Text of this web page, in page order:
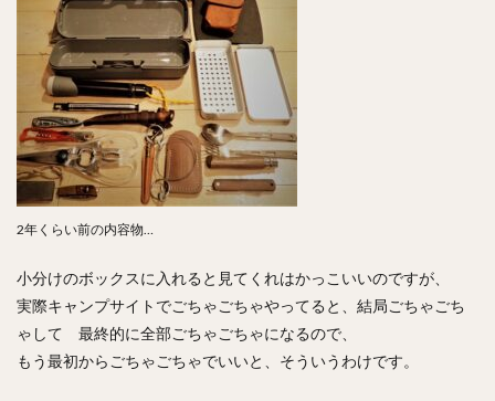
2年くらい前の内容物…
小分けのボックスに入れると見てくれはかっこいいのですが、
実際キャンプサイトでごちゃごちゃやってると、結局ごちゃごち
ゃして 最終的に全部ごちゃごちゃになるので、
もう最初からごちゃごちゃでいいと、そういうわけです。